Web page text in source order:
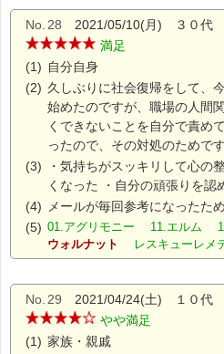
No. 28 2021/05/10(月) ３０代
満足
(1) 自分自身
(2) 久しぶりに社会復帰をして、
始めたのですが、職場の人間
くできないことを自分で責め
ったので、その対処のためです
(3)
・気持ちがスッキリして心の
くなった ・自分の頑張りを認
(4)
メールが毎回参考になったため
(5) 01.アグリモニー 11.エルム
ウォルナット
レスキューレメ
No. 29 2021/04/24(土) １０代
やや満足
(1) 家族・親戚